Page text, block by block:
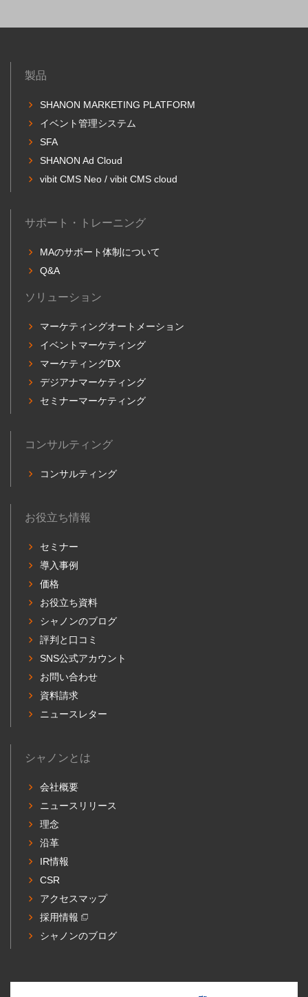
製品
SHANON MARKETING PLATFORM
イベント管理システム
SFA
SHANON Ad Cloud
vibit CMS Neo / vibit CMS cloud
サポート・トレーニング
MAのサポート体制について
Q&A
ソリューション
マーケティングオートメーション
イベントマーケティング
マーケティングDX
デジアナマーケティング
セミナーマーケティング
コンサルティング
コンサルティング
お役立ち情報
セミナー
導入事例
価格
お役立ち資料
シャノンのブログ
評判と口コミ
SNS公式アカウント
お問い合わせ
資料請求
ニュースレター
シャノンとは
会社概要
ニュースリリース
理念
沿革
IR情報
CSR
アクセスマップ
採用情報
シャノンのブログ